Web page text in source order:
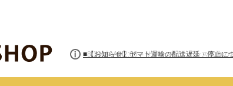
■8/13(木)AM2:00～サイトメンテナンス実施の